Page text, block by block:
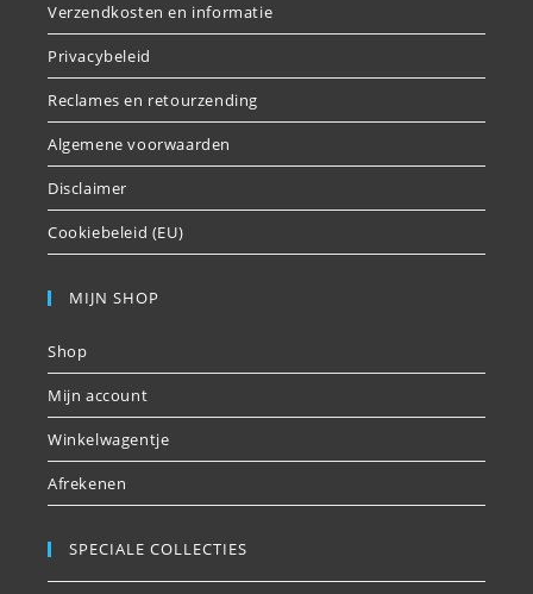
Verzendkosten en informatie
Privacybeleid
Reclames en retourzending
Algemene voorwaarden
Disclaimer
Cookiebeleid (EU)
MIJN SHOP
Shop
Mijn account
Winkelwagentje
Afrekenen
SPECIALE COLLECTIES